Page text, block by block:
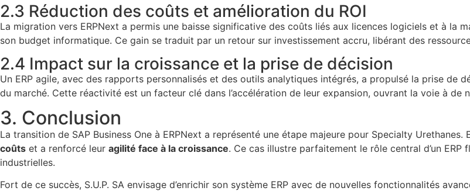
2.3 Réduction des coûts et amélioration du ROI
La migration vers ERPNext a permis une baisse significative des coûts liés aux licences logiciels et à la
son budget informatique. Ce gain se traduit par un retour sur investissement accru, libérant des
2.4 Impact sur la croissance et la prise de décision
Un ERP agile, avec des rapports personnalisés et des outils analytiques intégrés, a propulsé la prise de
du marché. Cette réactivité est un facteur clé dans l’accélération de leur expansion, ouvrant la voie à de
3. Conclusion
La transition de SAP Business One à ERPNext a représenté une étape majeure pour Specialty Urethanes.
coûts et a renforcé leur agilité face à la croissance. Ce cas illustre parfaitement le rôle central d’un
industrielles.
Fort de ce succès, S.U.P. SA envisage d’enrichir son système ERP avec de nouvelles fonctionnalités